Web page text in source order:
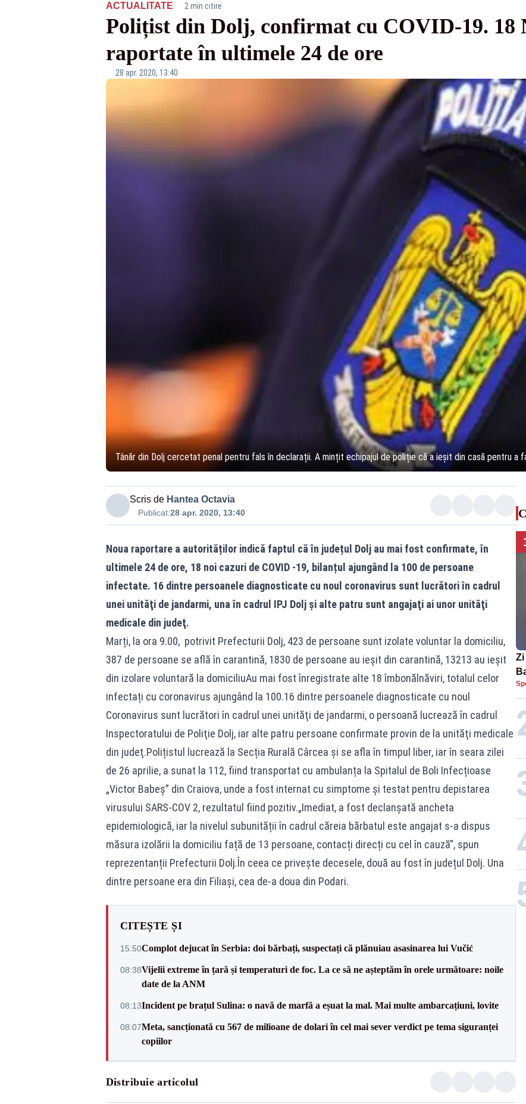
ACTUALITATE· 2 min citire
Polițist din Dolj, confirmat cu COVID-19. 18
raportate în ultimele 24 de ore
28 apr. 2020, 13:40
Tânăr din Dolj cercetat penal pentru fals în declarații. A mințit echipajul de poliție că a ieșit din casă pentru a
Scris de Hantea Octavia
Publicat:28 apr. 2020, 13:40
Noua raportare a autorităților indică faptul că în județul Dolj au mai fost confirmate, în
ultimele 24 de ore, 18 noi cazuri de COVID -19, bilanțul ajungând la 100 de persoane
infectate. 16 dintre persoanele diagnosticate cu noul coronavirus sunt lucrători în cadrul
unei unităţi de jandarmi, una în cadrul IPJ Dolj și alte patru sunt angajaţi ai unor unităţi
medicale din judeţ.
Marți, la ora 9.00, potrivit Prefecturii Dolj, 423 de persoane sunt izolate voluntar la domiciliu,
387 de persoane se află în carantină, 1830 de persoane au ieșit din carantină, 13213 au ieșit
din izolare voluntară la domiciliuAu mai fost înregistrate alte 18 îmbonălnăviri, totalul celor
infectați cu coronavirus ajungând la 100.16 dintre persoanele diagnosticate cu noul
Coronavirus sunt lucrători în cadrul unei unităţi de jandarmi, o persoană lucrează în cadrul
Inspectoratului de Poliţie Dolj, iar alte patru persoane confirmate provin de la unităţi medicale
din judeţ.Polițistul lucrează la Secția Rurală Cârcea și se afla în timpul liber, iar în seara zilei
de 26 aprilie, a sunat la 112, fiind transportat cu ambulanța la Spitalul de Boli Infecțioase
„Victor Babeș” din Craiova, unde a fost internat cu simptome și testat pentru depistarea
virusului SARS-COV 2, rezultatul fiind pozitiv.„Imediat, a fost declanșată ancheta
epidemiologică, iar la nivelul subunității în cadrul căreia bărbatul este angajat s-a dispus
măsura izolării la domiciliu față de 13 persoane, contacți direcți cu cel în cauză”, spun
reprezentanții Prefecturii Dolj.În ceea ce privește decesele, două au fost în județul Dolj. Una
dintre persoane era din Filiași, cea de-a doua din Podari.
CITEȘTE ȘI
15:50Complot dejucat în Serbia: doi bărbați, suspectați că plănuiau asasinarea lui Vučić
08:38Vijelii extreme în țară și temperaturi de foc. La ce să ne așteptăm în orele următoare: noile
date de la ANM
08:13Incident pe brațul Sulina: o navă de marfă a eșuat la mal. Mai multe ambarcațiuni, lovite
08:07Meta, sancționată cu 567 de milioane de dolari în cel mai sever verdict pe tema siguranței
copiilor
Distribuie articolul